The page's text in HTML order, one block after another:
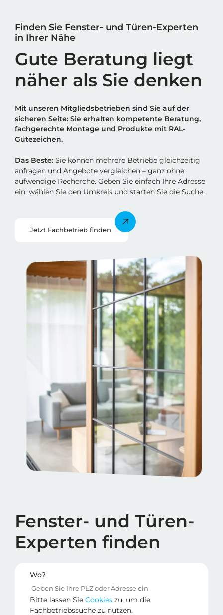
Finden Sie Fenster- und Türen-Experten
in Ihrer Nähe
Gute Beratung liegt
näher als Sie denken
Mit unseren Mitgliedsbetrieben sind Sie auf der
sicheren Seite: Sie erhalten kompetente Beratung,
fachgerechte Montage und Produkte mit RAL-
Gütezeichen.
Das Beste: Sie können mehrere Betriebe gleichzeitig
anfragen und Angebote vergleichen – ganz ohne
aufwendige Recherche. Geben Sie einfach Ihre Adresse
ein, wählen Sie den Umkreis und starten Sie die Suche.
Jetzt Fachbetrieb finden
Fenster- und Türen-
Experten finden
Wo?
Bitte lassen Sie Cookies zu, um die
Fachbetriebssuche zu nutzen.